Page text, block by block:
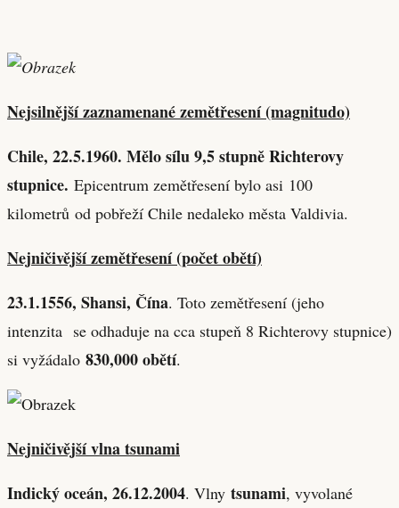
Nejsilnější zaznamenané zemětřesení (magnitudo)
Chile, 22.5.1960. Mělo sílu 9,5 stupně Richterovy
stupnice. Epicentrum zemětřesení bylo asi 100
kilometrů od pobřeží Chile nedaleko města Valdivia.
Nejničivější zemětřesení (počet obětí)
23.1.1556, Shansi, Čína. Toto zemětřesení (jeho
intenzita se odhaduje na cca stupeň 8 Richterovy stupnice)
si vyžádalo 830,000 obětí.
Nejničivější vlna tsunami
Indický oceán, 26.12.2004. Vlny tsunami, vyvolané